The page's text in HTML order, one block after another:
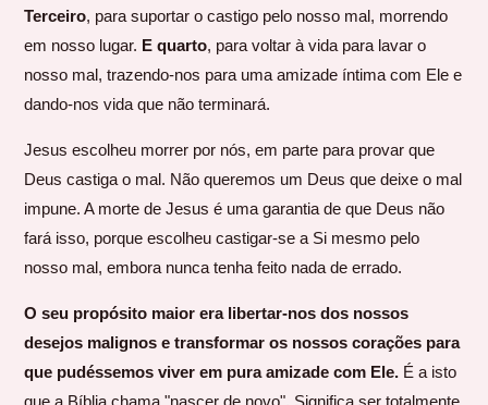
Terceiro, para suportar o castigo pelo nosso mal, morrendo
em nosso lugar. E quarto, para voltar à vida para lavar o
nosso mal, trazendo-nos para uma amizade íntima com Ele e
dando-nos vida que não terminará.
Jesus escolheu morrer por nós, em parte para provar que
Deus castiga o mal. Não queremos um Deus que deixe o mal
impune. A morte de Jesus é uma garantia de que Deus não
fará isso, porque escolheu castigar-se a Si mesmo pelo
nosso mal, embora nunca tenha feito nada de errado.
O seu propósito maior era libertar-nos dos nossos
desejos malignos e transformar os nossos corações para
que pudéssemos viver em pura amizade com Ele. É a isto